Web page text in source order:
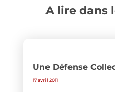
A lire dans
Une Défense
17 avril 2011